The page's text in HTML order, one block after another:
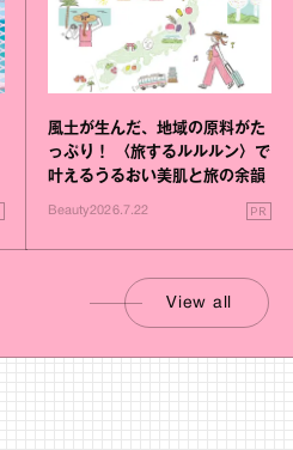
風土が生んだ、地域の原料がた
っぷり！ 〈旅するルルルン〉で
叶えるうるおい美肌と旅の余韻
Beauty2026.7.22 PR
View all